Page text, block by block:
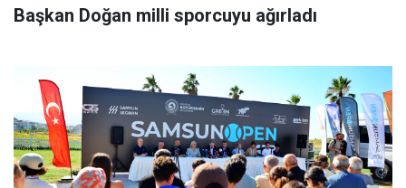
Başkan Doğan milli sporcuyu ağırladı